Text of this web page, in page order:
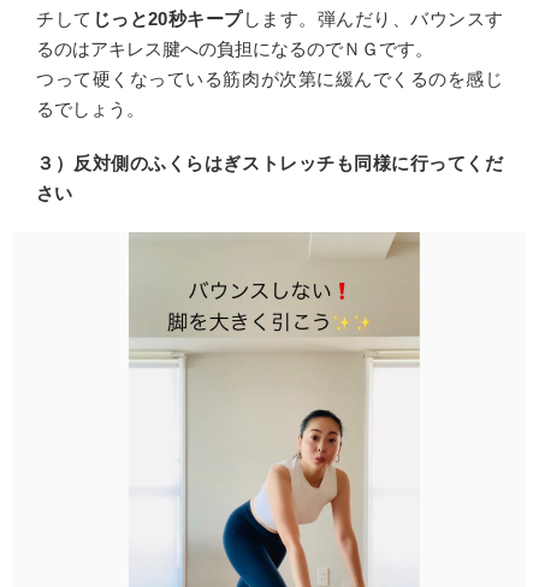
チして じっと20秒キープします。弾んだり、バウンスす
るのはアキレス腱への負担になるのでＮＧです。
つって硬くなっている筋肉が次第に緩んでくるのを感じ
るでしょう。
３）反対側のふくらはぎストレッチも同様に行ってくだ
さい